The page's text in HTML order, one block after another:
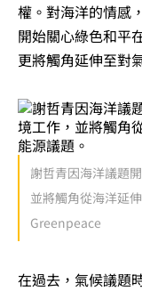
權。對海洋的情感
開始關心綠色和平
更將觸角延伸至對
謝哲青因海洋議題
並將觸角從海洋延
Greenpeace
在過去，氣候議題